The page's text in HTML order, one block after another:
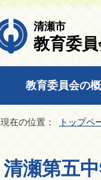
清瀬市
教育委
教育委員会の
現在の位置： トップペ
清瀬第五